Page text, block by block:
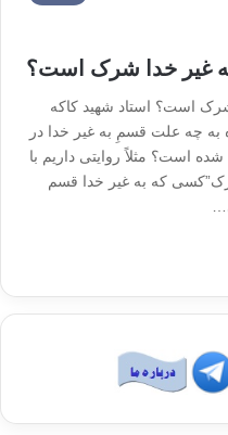
غیر خدا شرک است؟
است؟ استاد شهید کاکه
به چه علت قسمِ به غیر خدا در
است؟ مثلاً روایتی داریم با
که به غیر خدا قسم